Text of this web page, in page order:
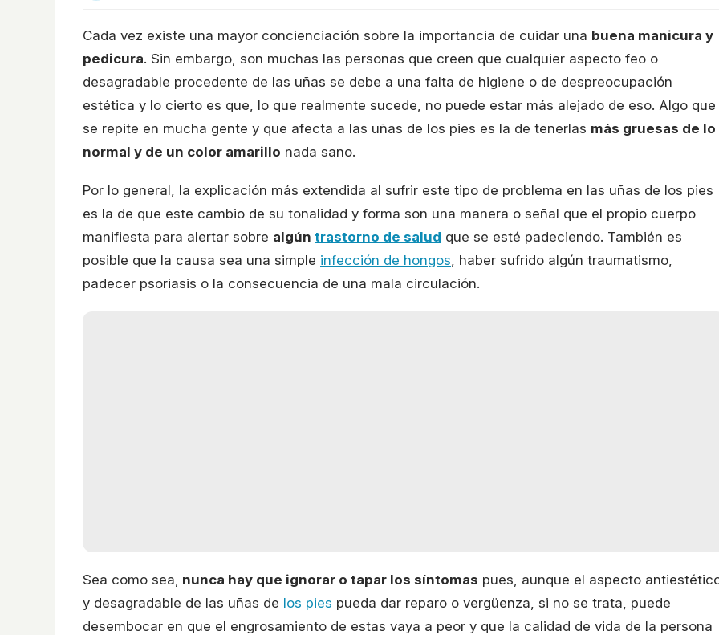
Cada vez existe una mayor concienciación sobre la importancia de cuidar una buena manicura y
pedicura. Sin embargo, son muchas las personas que creen que cualquier aspecto feo o
desagradable procedente de las uñas se debe a una falta de higiene o de despreocupación
estética y lo cierto es que, lo que realmente sucede, no puede estar más alejado de eso. Algo que
se repite en mucha gente y que afecta a las uñas de los pies es la de tenerlas más gruesas de lo
normal y de un color amarillo nada sano.
Por lo general, la explicación más extendida al sufrir este tipo de problema en las uñas de los pies
es la de que este cambio de su tonalidad y forma son una manera o señal que el propio cuerpo
manifiesta para alertar sobre algún trastorno de salud que se esté padeciendo. También es
posible que la causa sea una simple infección de hongos , haber sufrido algún traumatismo,
padecer psoriasis o la consecuencia de una mala circulación.
Sea como sea, nunca hay que ignorar o tapar los síntomas pues, aunque el aspecto
y desagradable de las uñas de los pies pueda dar reparo o vergüenza, si no se trata, puede
desembocar en que el engrosamiento de estas vaya a peor y que la calidad de vida de la persona